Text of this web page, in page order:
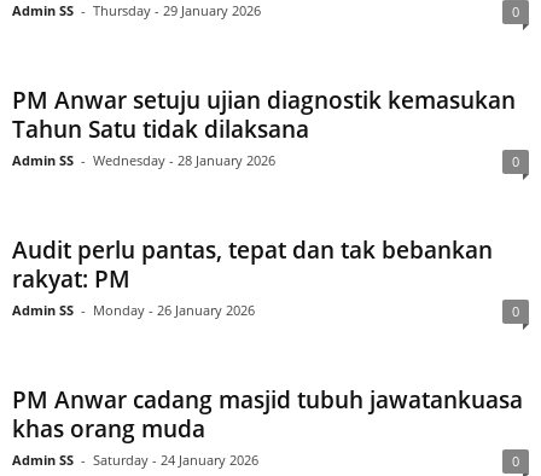
Admin SS - Thursday - 29 January 2026 0
PM Anwar setuju ujian diagnostik kemasukan
Tahun Satu tidak dilaksana
Admin SS - Wednesday - 28 January 2026 0
Audit perlu pantas, tepat dan tak bebankan
rakyat: PM
Admin SS - Monday - 26 January 2026 0
PM Anwar cadang masjid tubuh jawatankuasa
khas orang muda
Admin SS - Saturday - 24 January 2026 0